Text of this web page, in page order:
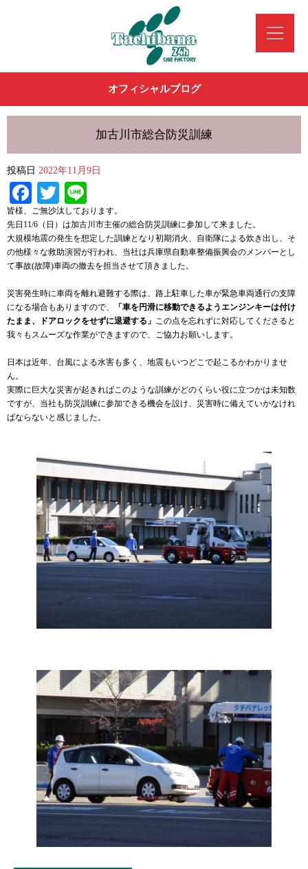
オフィシャルブログ
加古川市総合防災訓練
投稿日 2022年11月9日
Facebook
Twitter
皆様、ご無沙汰しております。
先日11/6（日）は加古川市主催の総合防災訓練に参加して来ました。
大規模地震の発生を想定した訓練となり初期消火、自衛隊による炊き出し、そ
の他様々な救助演習が行われ、当社は兵庫県自動車整備振興会のメンバーとし
て事故(故障)車両の撤去を担当させて頂きました。
災害発生時に車両を離れ避難する際は、路上駐車した車が緊急車両通行の支障
になる場合もありますので、
「車を円滑に移動できるようエンジンキーは付け
たまま、ドアロックをせずに退避する」 この点を忘れずに対応してくださると
我々もスムーズな作業ができますので、ご協力お願いします。
日本は近年、台風による水害も多く、地震もいつどこで起こるかわかりませ
ん。
実際に巨大な災害が起きればこのような訓練がどのくらい役に立つかは未知数
ですが、当社も防災訓練に参加できる機会を設け、災害時に備えていかなけれ
ばならないと感じました。